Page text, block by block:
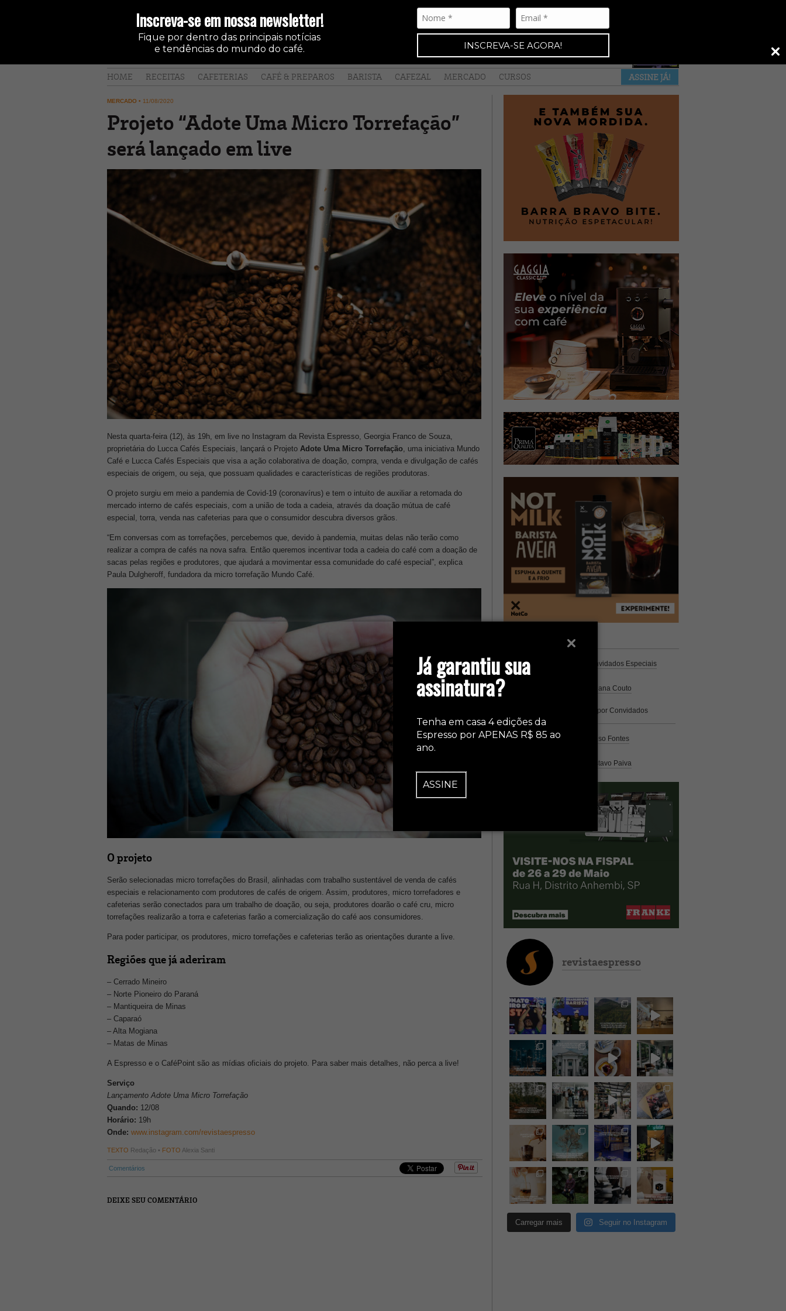
Já garantiu sua
assinatura?
Tenha em casa 4 edições da
Espresso por APENAS R$ 85 ao
ano.
ASSINE
Inscreva-se em nossa newsletter!
Fique por dentro das principais notícias
e tendências do mundo do café.
INSCREVA-SE AGORA!
•NAS BANCAS
HOME RECEITAS CAFETERIAS CAFÉ & PREPAROS BARISTA CAFEZAL MERCADO ASSINE JÁ!
CURSOS
MERCADO • 11/08/2020
Projeto “Adote Uma Micro Torrefação”
será lançado em live
Nesta quarta-feira (12), às 19h, em live no Instagram da Revista Espresso, Georgia Franco de Souza,
proprietária do Lucca Cafés Especiais, lançará o Projeto Adote Uma Micro Torrefação, uma iniciativa Mundo
Café e Lucca Cafés Especiais que visa a ação colaborativa de doação, compra, venda e divulgação de cafés
especiais de origem, ou seja, que possuam qualidades e características de regiões produtoras.
O projeto surgiu em meio a pandemia de Covid-19 (coronavírus) e tem o intuito de auxiliar a retomada do
mercado interno de cafés especiais, com a união de toda a cadeia, através da doação mútua de café
especial, torra, venda nas cafeterias para que o consumidor descubra diversos grãos.
“Em conversas com as torrefações, percebemos que, devido à pandemia, muitas delas não terão como
realizar a compra de cafés na nova safra. Então queremos incentivar toda a cadeia do café com a doação de
sacas pelas regiões e produtores, que ajudará a movimentar essa comunidade do café especial”, explica
Paula Dulgheroff, fundadora da micro torrefação Mundo Café.
O projeto
Serão selecionadas micro torrefações do Brasil, alinhadas com trabalho sustentável de venda de cafés
especiais e relacionamento com produtores de cafés de origem. Assim, produtores, micro torrefadores e
cafeterias serão conectados para um trabalho de doação, ou seja, produtores doarão o café cru, micro
torrefações realizarão a torra e cafeterias farão a comercialização do café aos consumidores.
Para poder participar, os produtores, micro torrefações e cafeterias terão as orientações durante a live.
Regiões que já aderiram
– Cerrado Mineiro
– Norte Pioneiro do Paraná
– Mantiqueira de Minas
– Caparaó
– Alta Mogiana
– Matas de Minas
A Espresso e o CaféPoint são as mídias oficiais do projeto. Para saber mais detalhes, não perca a live!
Serviço
Lançamento Adote Uma Micro Torrefação
Quando: 12/08
Horário: 19h
Onde: www.instagram.com/revistaespresso
TEXTO Redação • FOTO Alexia Santi
Comentários
DEIXE SEU COMENTÁRIO
Espresso
Coluna Café por Convidados Especiais
por Cristiana Couto
por Convidados
Especiais
Análisepor Caio Alonso Fontes
por Gustavo Paiva
revistaespresso
Carregar mais Seguir no Instagram